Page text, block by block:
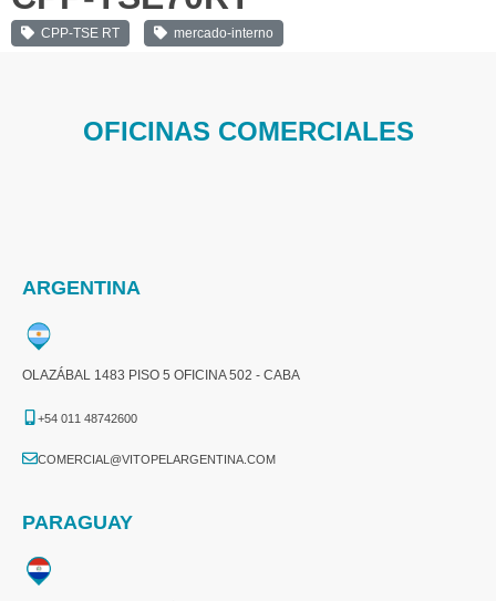
CPP-TSE RT mercado-interno
OFICINAS COMERCIALES
ARGENTINA
OLAZÁBAL 1483 PISO 5 OFICINA 502 - CABA
+54 011 48742600​
COMERCIAL@VITOPELARGENTINA.COM​
PARAGUAY